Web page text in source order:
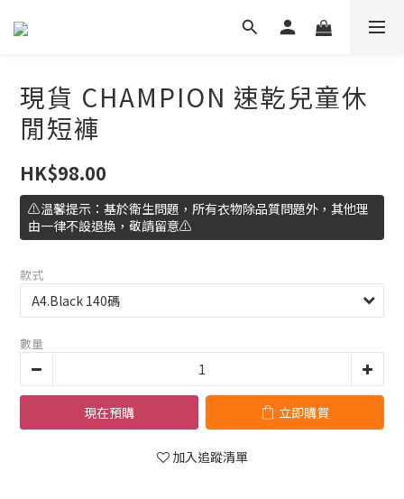
現貨 CHAMPION 速乾兒童休
閒短褲
HK$98.00
⚠️温馨提示：基於衛生問題，所有衣物除品質問題外，其他理
由一律不設退換，敬請留意⚠️
款式
數量
現在預購 立即購買
加入追蹤清單